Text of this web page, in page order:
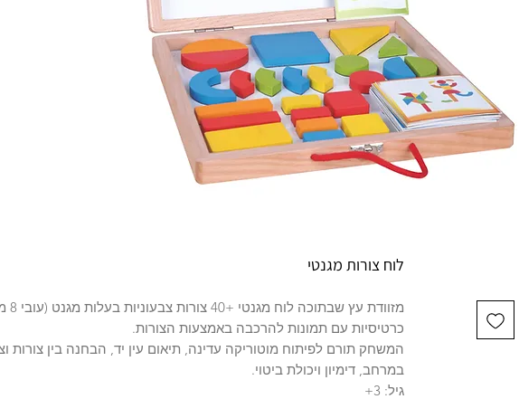
לוח צורות מגנטי
כרטיסיות עם תמונות להרכבה באמצעות הצורות.
המשחק תורם לפיתוח מוטוריקה עדינה, תיאום עין יד, הבחנה בין צורות
במרחב, דימיון ויכולת ביטוי.
גיל: 3+